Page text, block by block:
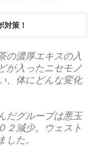
対策！
の濃厚エキスの入
が入ったニセモノ
、体にどんな変化
だグループは悪玉
２減少。
ウェスト
した。